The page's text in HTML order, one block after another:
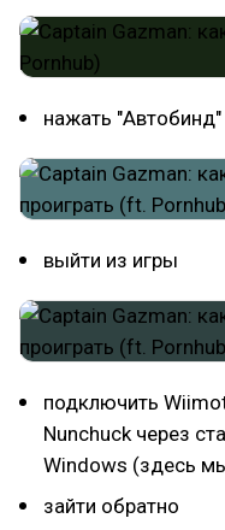
нажать "Автобинд"
выйти из игры
подключить
Nunchuck через
Windows (здесь
зайти обратно